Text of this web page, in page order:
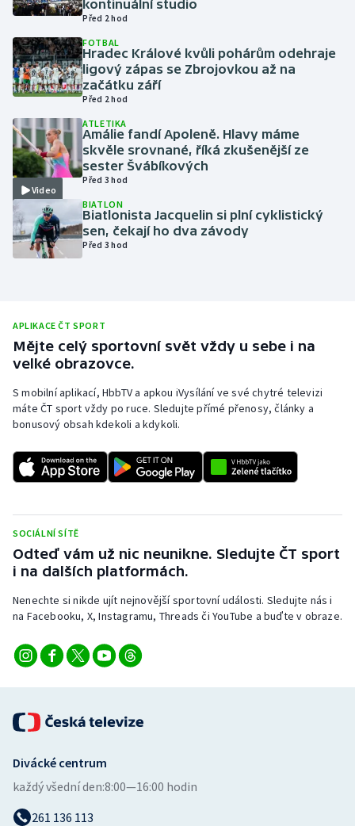
Lyže a snowboard
Moderní pětiboj
Motorsport
Olympijské hry
Parasport
Plavání
Rychlobruslení
Short track
Sportovní střelba
Triatlon
Veslování
Vodní slalom
Volejbal
Ostatní
kontinuální studio
Před 2 hod
FOTBAL
Hradec Králové kvůli pohárům odehraje
ligový zápas se Zbrojovkou až na
začátku září
Před 2 hod
Video
ATLETIKA
Amálie fandí Apoleně. Hlavy máme
skvěle srovnané, říká zkušenější ze
sester Švábíkových
Před 3 hod
BIATLON
Biatlonista Jacquelin si plní cyklistický
sen, čekají ho dva závody
Před 3 hod
APLIKACE ČT SPORT
Mějte celý sportovní svět vždy u sebe i na
velké obrazovce.
S mobilní aplikací, HbbTV a apkou iVysílání ve své chytré televizi
máte ČT sport vždy po ruce. Sledujte přímé přenosy, články a
bonusový obsah kdekoli a kdykoli.
SOCIÁLNÍ SÍTĚ
Odteď vám už nic neunikne. Sledujte ČT sport
i na dalších platformách.
Nenechte si nikde ujít nejnovější sportovní události. Sledujte nás i
na Facebooku, X, Instagramu, Threads či YouTube a buďte v obraze.
Divácké centrum
každý všední den:8:00—16:00 hodin
261 136 113